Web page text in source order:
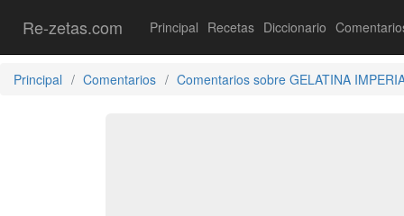
Re-zetas.com Principal Recetas Diccionario
Principal Comentarios Comentarios sobre GELATINA